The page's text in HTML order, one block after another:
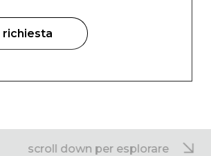
scroll down per esplorare